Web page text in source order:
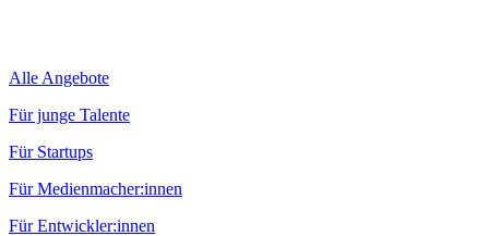
Alle Angebote
Für junge Talente
Für Startups
Für Medienmacher:innen
Für Entwickler:innen